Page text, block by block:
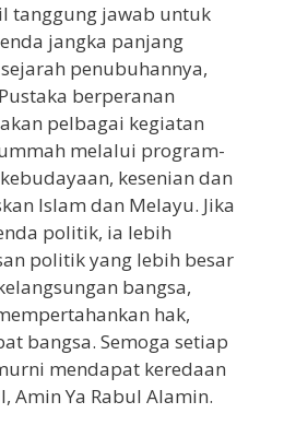
tanggung jawab untuk
jangka panjang
penubuhannya,
berperanan
pelbagai kegiatan
melalui program-
kesenian dan
Islam dan Melayu. Jika
politik, ia lebih
politik yang lebih besar
bangsa,
hak,
bangsa. Semoga setiap
mendapat keredaan
Amin Ya Rabul Alamin.